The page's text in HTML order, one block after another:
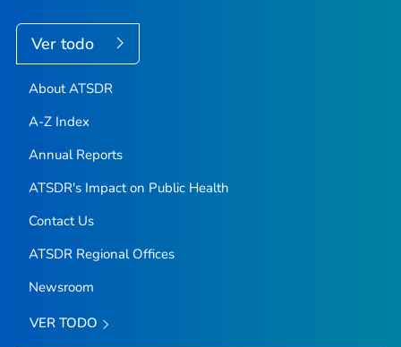
Ver todo
About ATSDR
A-Z Index
Annual Reports
ATSDR's Impact on Public Health
Contact Us
ATSDR Regional Offices
Newsroom
VER TODO